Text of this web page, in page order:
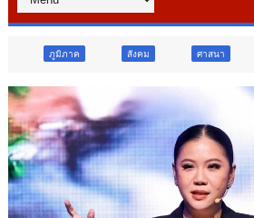
สังคม ศาสนา ข่าวเด่น